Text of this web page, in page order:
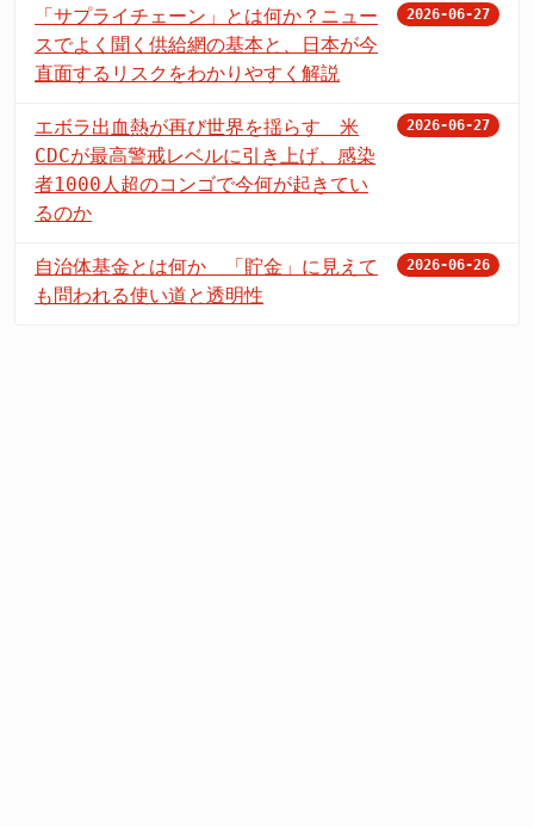
「サプライチェーン」とは何か？ニュー
スでよく聞く供給網の基本と、日本が今
直面するリスクをわかりやすく解説
2026-06-27
エボラ出血熱が再び世界を揺らす 米
CDCが最高警戒レベルに引き上げ、感染
者1000人超のコンゴで今何が起きてい
るのか
2026-06-27
自治体基金とは何か 「貯金」に見えて
も問われる使い道と透明性
2026-06-26